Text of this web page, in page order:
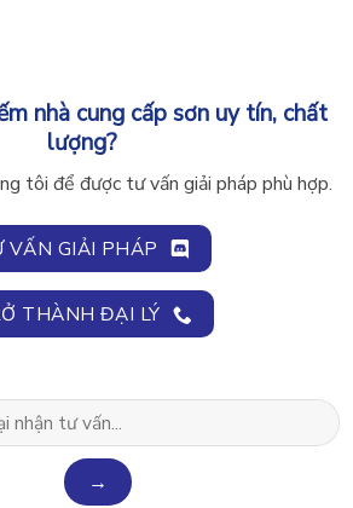
nhà cung cấp sơn uy tín, chất
lượng?
tôi để được tư vấn giải pháp phù hợp.
VẤN GIẢI PHÁP
THÀNH ĐẠI LÝ